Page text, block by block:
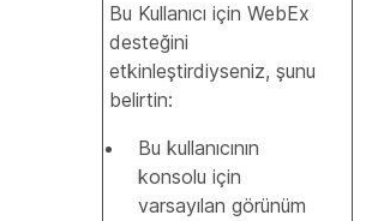
Bu Kullanıcı için WebEx
desteğini
etkinleştirdiyseniz, şunu
belirtin:
Bu kullanıcının
konsolu için
varsayılan görünüm